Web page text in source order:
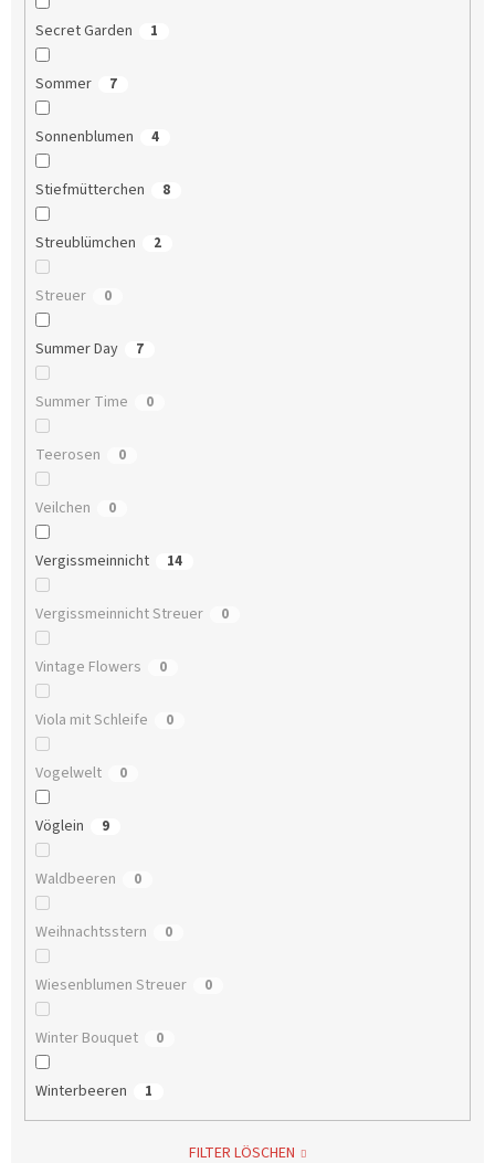
Secret Garden 1
Sommer 7
Sonnenblumen 4
Stiefmütterchen 8
Streublümchen 2
Streuer 0
Summer Day 7
Summer Time 0
Teerosen 0
Veilchen 0
Vergissmeinnicht 14
Vergissmeinnicht Streuer 0
Vintage Flowers 0
Viola mit Schleife 0
Vogelwelt 0
Vöglein 9
Waldbeeren 0
Weihnachtsstern 0
Wiesenblumen Streuer 0
Winter Bouquet 0
Winterbeeren 1
FILTER LÖSCHEN